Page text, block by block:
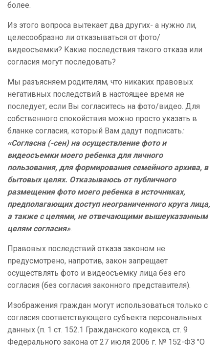
более.
Из этого вопроса вытекает два других- а нужно ли,
целесообразно ли отказываться от фото/
видеосъемки? Какие последствия такого отказа или
согласия могут последовать?
Мы разъясняем родителям, что никаких правовых
негативных последствий в настоящее время не
последует, если Вы согласитесь на фото/видео. Для
собственного спокойствия можно просто указать в
бланке согласия, который Вам дадут подписать:
«Согласна (-сен) на осуществление фото и
видеосъемки моего ребенка для личного
пользования, для формирования семейного архива, в
бытовых целях. Отказываюсь от публичного
размещения фото моего ребенка в источниках,
предполагающих доступ неограниченного круга лица,
а также с целями, не отвечающими вышеуказанным
целям согласия».
Правовых последствий отказа законом не
предусмотрено, напротив, закон запрещает
осуществлять фото и видеосъемку лица без его
согласия (без согласия законного представителя).
Изображения граждан могут использоваться только с
согласия соответствующего субъекта персональных
данных (п. 1 ст. 152.1 Гражданского кодекса, ст. 9
Федерального закона от 27 июля 2006 г. № 152-ФЗ "О